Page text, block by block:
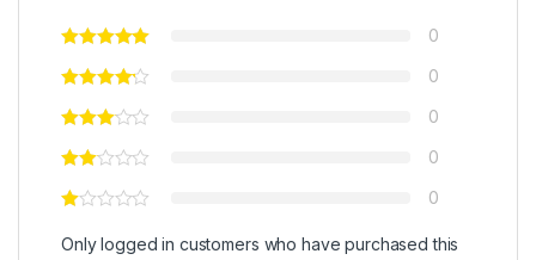
0
0
0
0
0
Only logged in customers who have purchased this